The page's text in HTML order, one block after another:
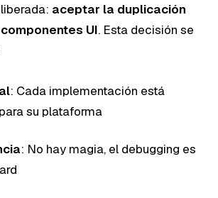
aceptar la duplicación
UI. Esta decisión se
: Cada implementación está
su plataforma
: No hay magia, el debugging es